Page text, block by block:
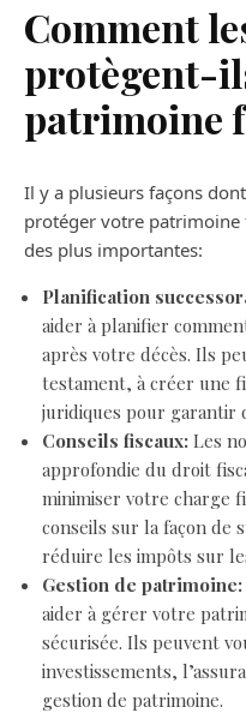
Comment
protègent-
patrimoine
Il y a plusieurs façons
protéger votre patrimoine
des plus importantes:
Planification
aider à planifier
après votre décès. Ils
testament, à créer une
juridiques pour garantir
Conseils fiscaux: Les
approfondie du droit
minimiser votre charge
conseils sur la façon
réduire les impôts sur
Gestion de patrimoine:
aider à gérer votre
sécurisée. Ils peuvent
investissements,
gestion de patrimoine.